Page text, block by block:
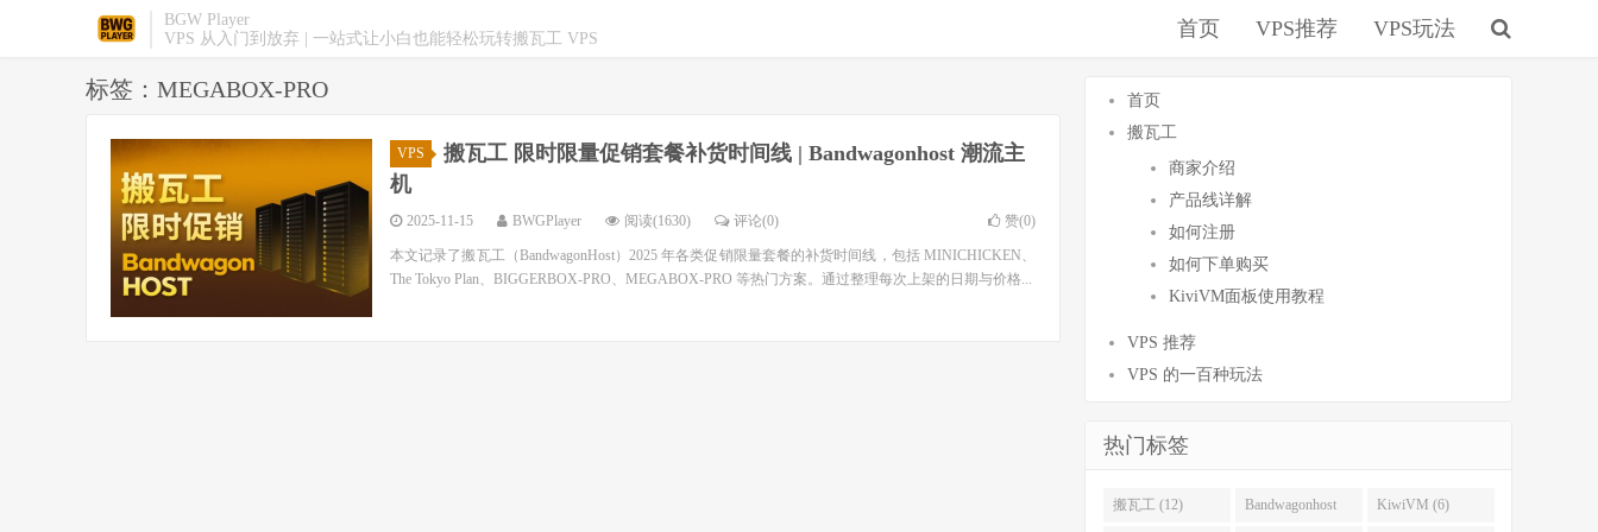
BGW Player
VPS 从入门到放弃 | 一站式让小白也能轻松玩转搬瓦工 VPS
首页 VPS推荐 VPS玩法
标签：MEGABOX-PRO
VPS
搬瓦工 限时限量促销套餐补货时间线 | Bandwagonhost 潮流主
机
2025-11-15 BWGPlayer 阅读(1630) 评论(0) 赞(0)
本文记录了搬瓦工（BandwagonHost）2025 年各类促销限量套餐的补货时间线，包括 MINICHICKEN、
The Tokyo Plan、BIGGERBOX-PRO、MEGABOX-PRO 等热门方案。通过整理每次上架的日期与价格...
首页
搬瓦工
商家介绍
产品线详解
如何注册
如何下单购买
KiviVM面板使用教程
VPS 推荐
VPS 的一百种玩法
热门标签
搬瓦工 (12) Bandwagonhost KiwiVM (6)